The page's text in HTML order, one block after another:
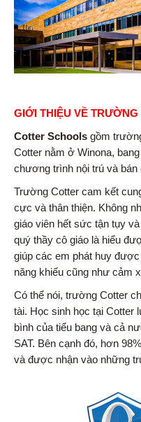
GIỚI THIỆU VỀ TRƯỜNG
Cotter Schools gồm
Cotter nằm ở Winona,
chương trình nội trú và
Trường Cotter cam kết
cực và thân thiện. Không
giáo viên hết sức tận tụy
quý thầy cô giáo là hiểu
giúp các em phát huy
năng khiếu cũng như cảm
Có thể nói, trường Cotter
tài. Học sinh học tại Cotter
bình của tiểu bang và cả
SAT. Bên cạnh đó, hơn
và được nhận vào những